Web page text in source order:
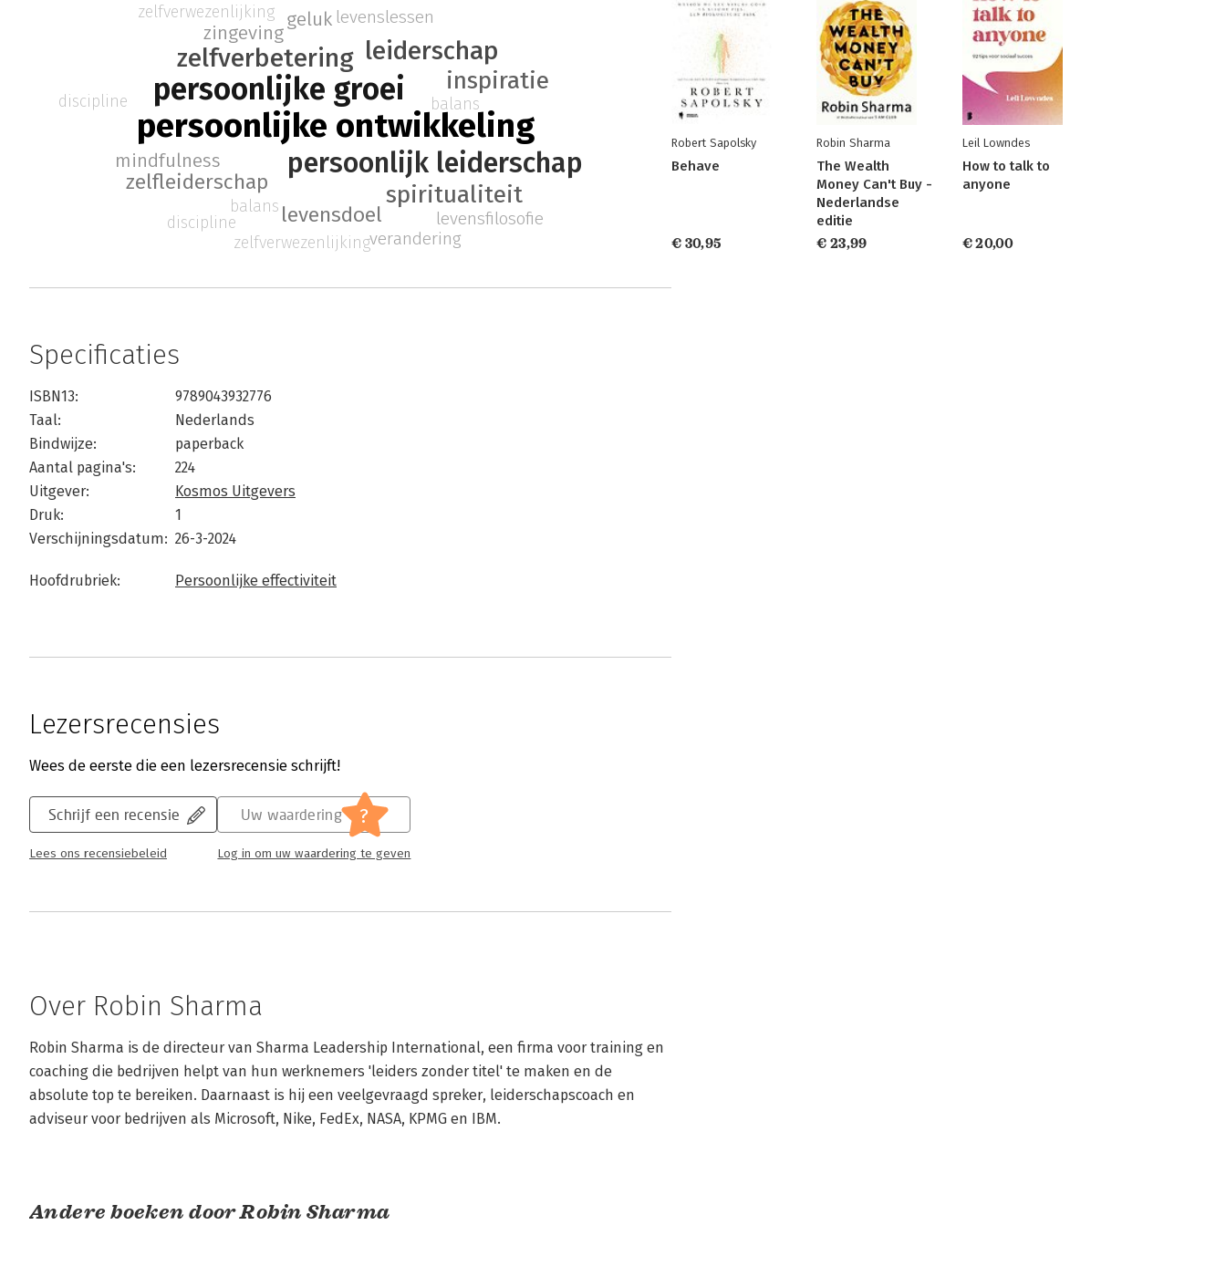
persoonlijke ontwikkeling
persoonlijke groei
persoonlijk leiderschap
zelfverbetering leiderschap
inspiratie
spiritualiteit
levensdoel
zelfleiderschap
zingeving
mindfulness
geluk levenslessen
levensfilosofie
verandering
zelfverwezenlijking
discipline
balans
zelfverwezenlijking
discipline
balans
Specificaties
ISBN13:
9789043932776
Taal:
Nederlands
Bindwijze:
paperback
Aantal pagina's:
224
Uitgever:
Kosmos Uitgevers
Druk:
1
Verschijningsdatum: 26-3-2024
Hoofdrubriek: Persoonlijke effectiviteit
Lezersrecensies
Wees de eerste die een lezersrecensie schrijft!
Schrijf een recensie
Lees ons recensiebeleid
Uw waardering ?
Log in om uw waardering te geven
Over Robin Sharma
Robin Sharma is de directeur van Sharma Leadership International, een firma voor training en
coaching die bedrijven helpt van hun werknemers 'leiders zonder titel' te maken en de
absolute top te bereiken. Daarnaast is hij een veelgevraagd spreker, leiderschapscoach en
adviseur voor bedrijven als Microsoft, Nike, FedEx, NASA, KPMG en IBM.
Andere boeken door Robin Sharma
Robert Sapolsky
Behave
€ 30,95
Robin Sharma
The Wealth
Money Can't Buy -
Nederlandse
editie
€ 23,99
Leil Lowndes
How to talk to
anyone
€ 20,00